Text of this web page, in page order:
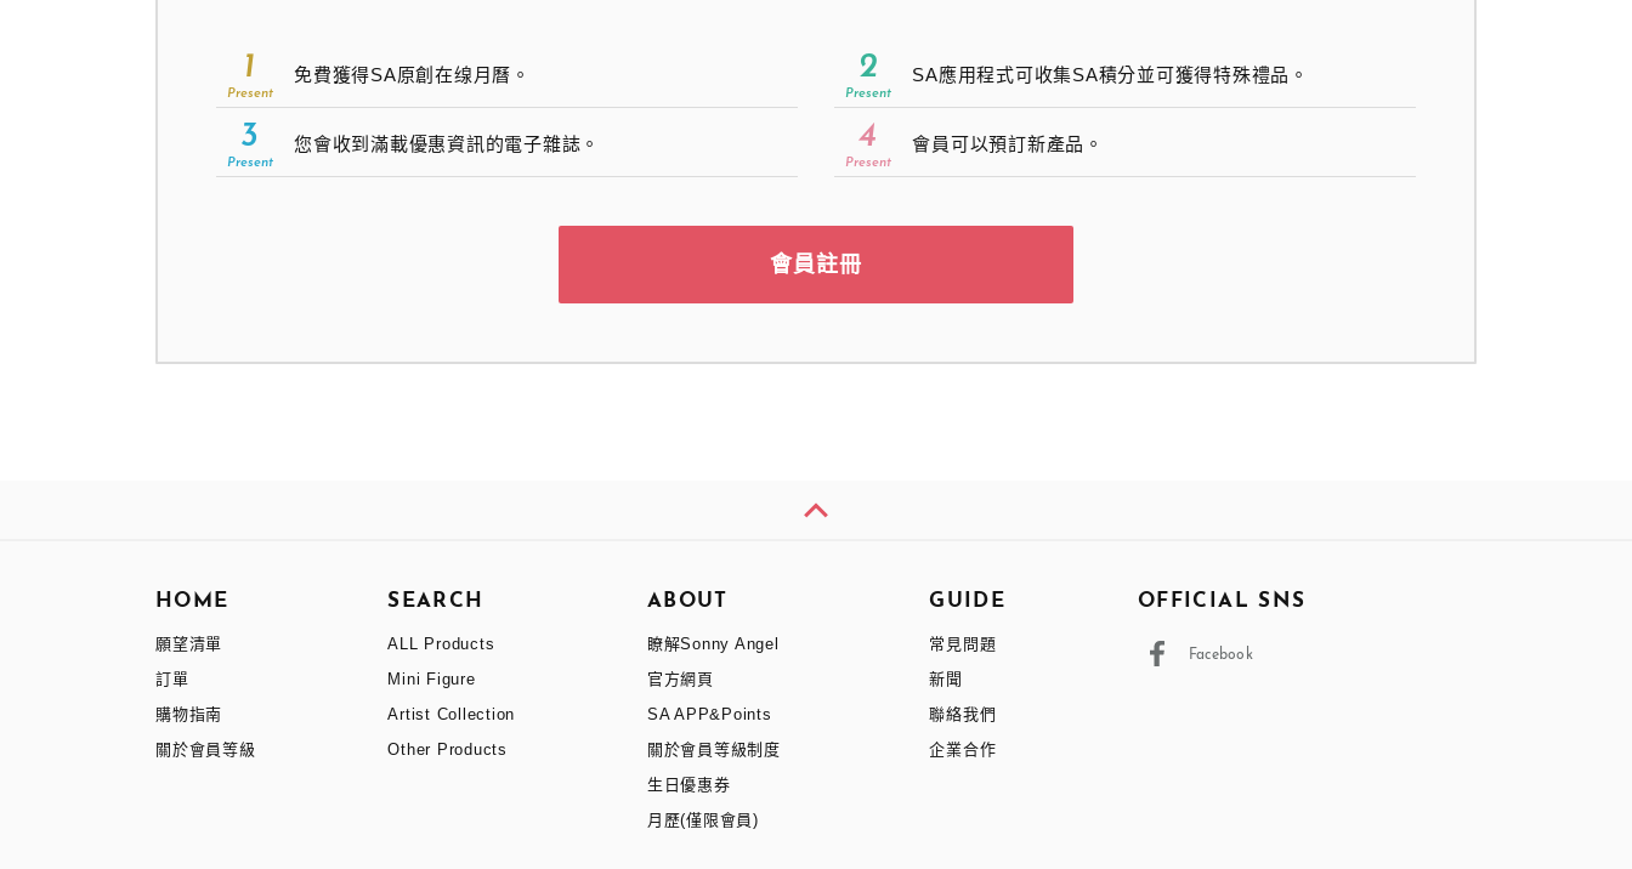
1
Present
免費獲得SA原創在缐月曆。 2
Present
SA應用程式可收集SA積分並可獲得特殊禮品。
3
Present
您會收到滿載優惠資訊的電子雜誌。 4
Present
會員可以預訂新產品。
會員註冊
HOME
願望清單
訂單
購物指南
關於會員等級
SEARCH
ALL Products
Mini Figure
Artist Collection
Other Products
ABOUT
瞭解Sonny Angel
官方網頁
SA APP&Points
關於會員等級制度
生日優惠券
月歷(僅限會員)
GUIDE
常見問題
新聞
聯絡我們
企業合作
OFFICIAL SNS
Facebook